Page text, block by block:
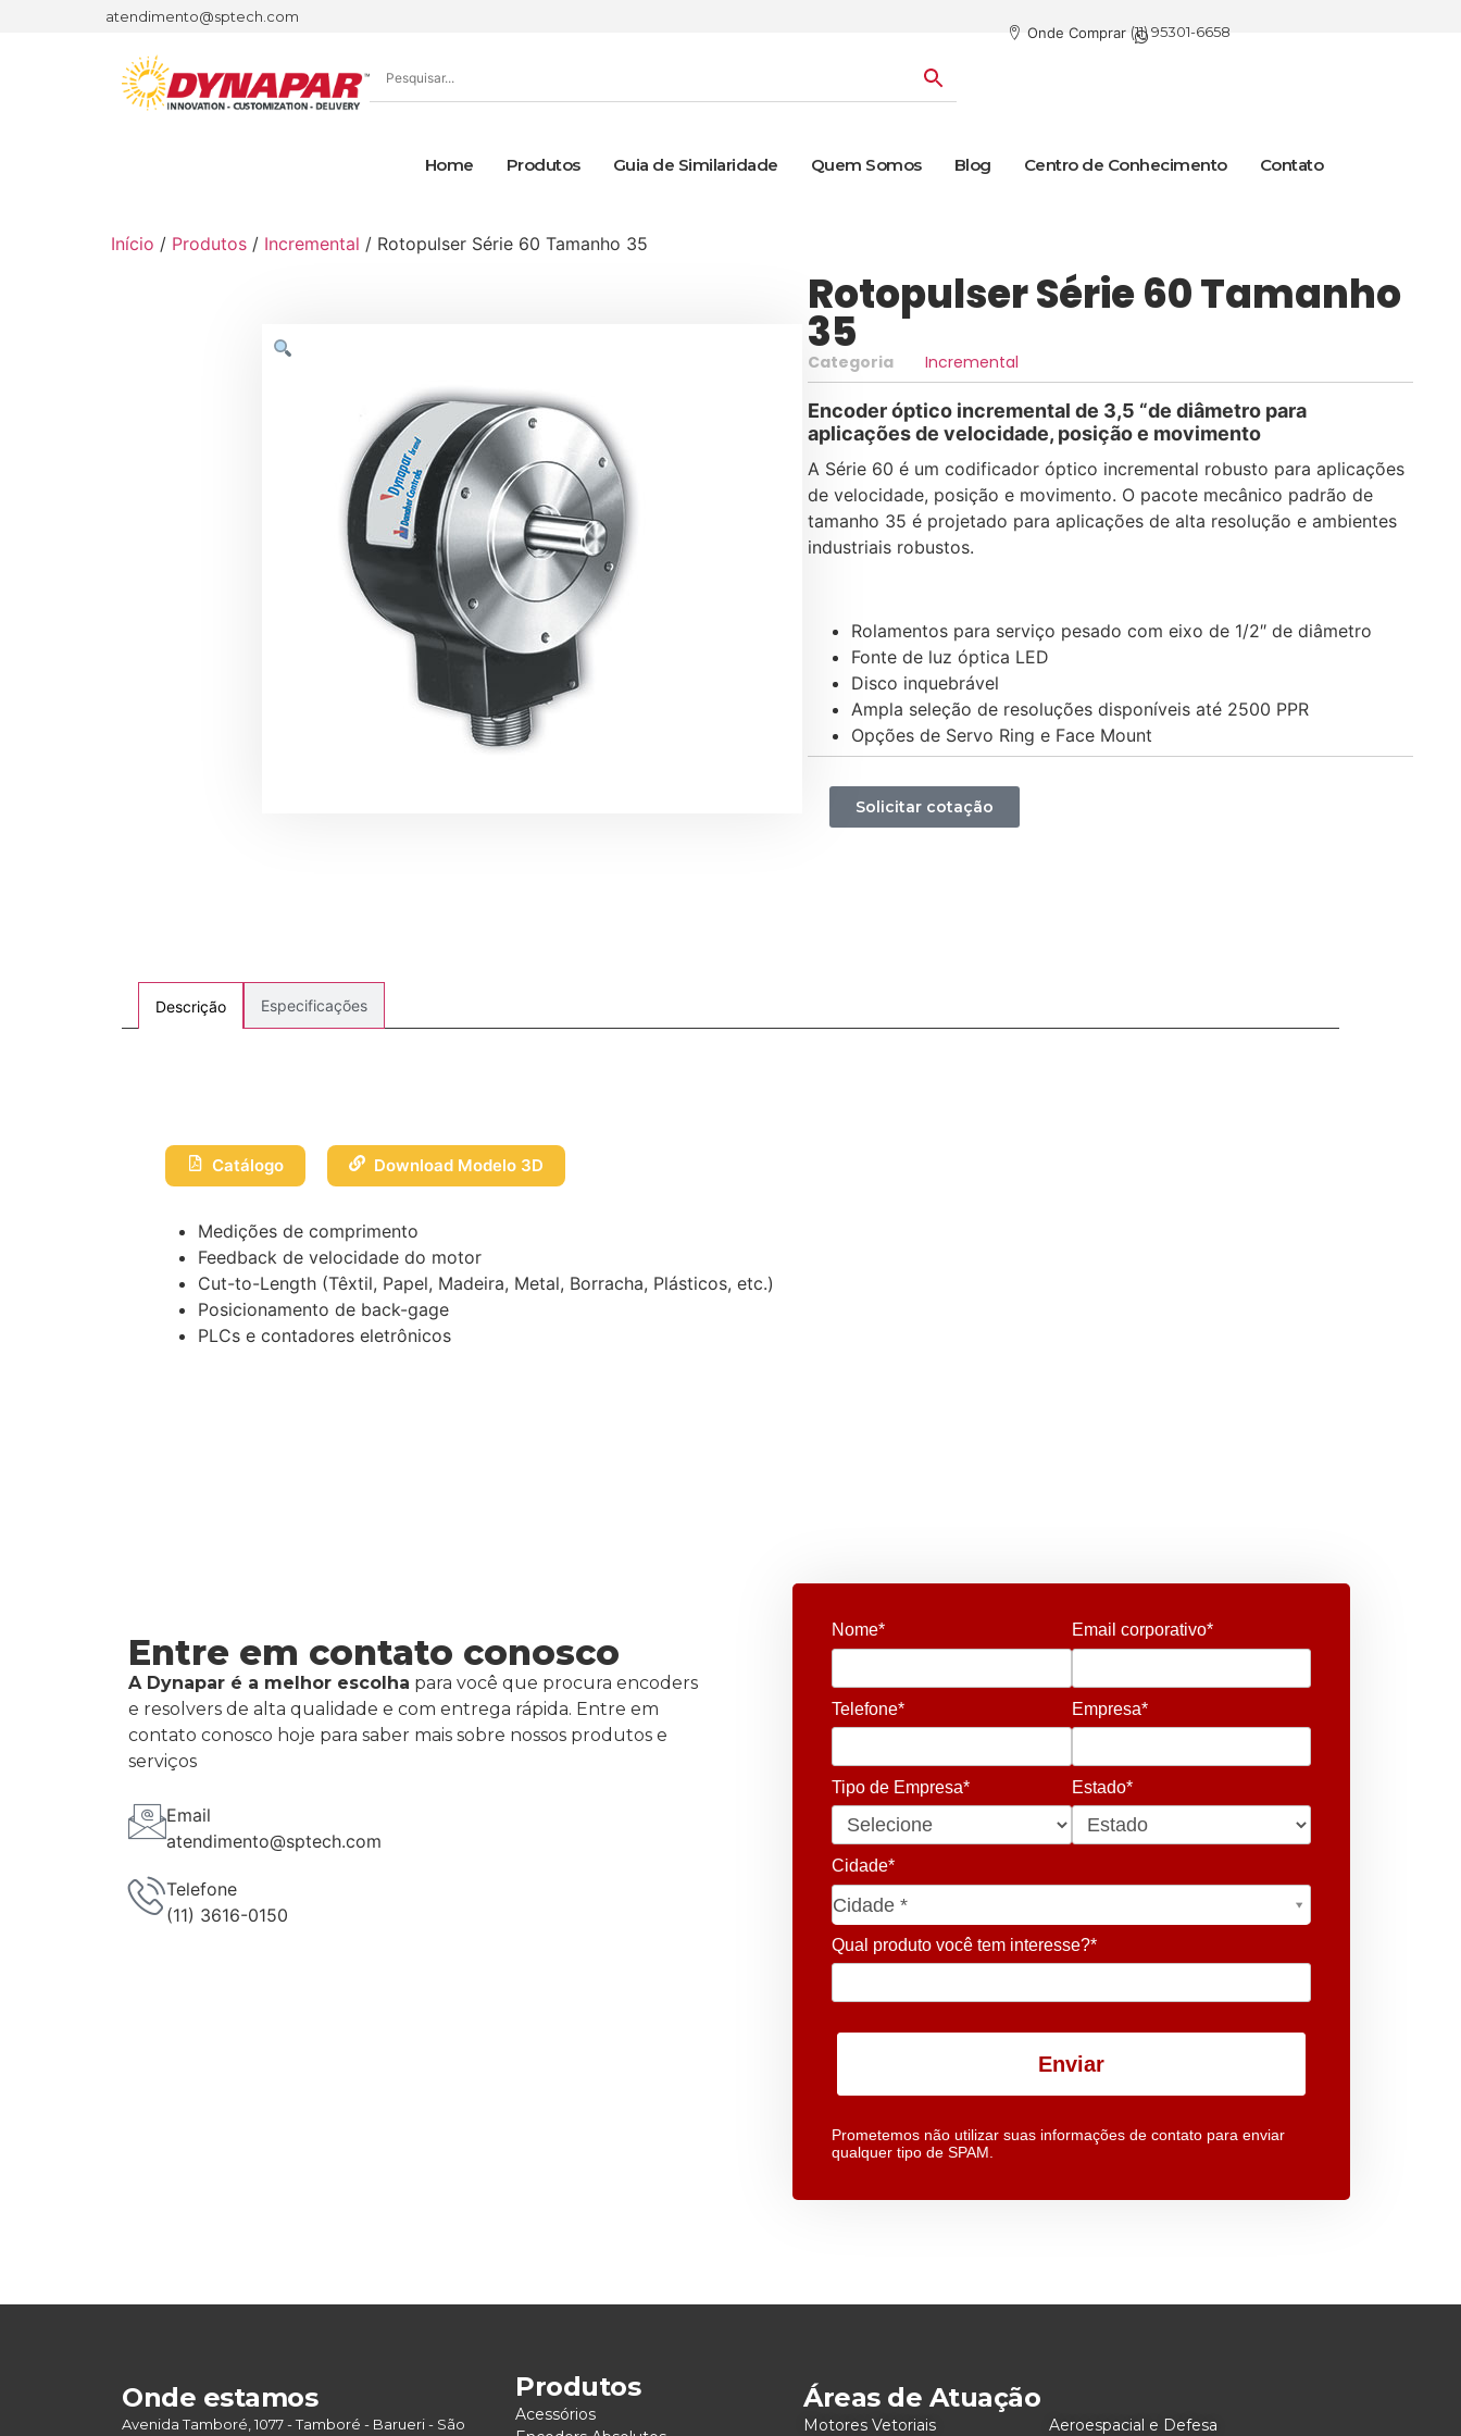
atendimento@sptech.com
Onde Comprar (11) 95301-6658
Home Produtos Guia de Similaridade Quem Somos Blog Centro de Conhecimento Contato
Início / Produtos / Incremental / Rotopulser Série 60 Tamanho 35
Rotopulser Série 60 Tamanho
35
Categoria Incremental
Encoder óptico incremental de 3,5 “de diâmetro para
aplicações de velocidade, posição e movimento
A Série 60 é um codificador óptico incremental robusto para aplicações
de velocidade, posição e movimento. O pacote mecânico padrão de
tamanho 35 é projetado para aplicações de alta resolução e ambientes
industriais robustos.
Rolamentos para serviço pesado com eixo de 1/2″ de diâmetro
Fonte de luz óptica LED
Disco inquebrável
Ampla seleção de resoluções disponíveis até 2500 PPR
Opções de Servo Ring e Face Mount
Solicitar cotação
Descrição Especificações
Catálogo Download Modelo 3D
Medições de comprimento
Feedback de velocidade do motor
Cut-to-Length (Têxtil, Papel, Madeira, Metal, Borracha, Plásticos, etc.)
Posicionamento de back-gage
PLCs e contadores eletrônicos
Entre em contato conosco
A Dynapar é a melhor escolha para você que procura encoders
e resolvers de alta qualidade e com entrega rápida. Entre em
contato conosco hoje para saber mais sobre nossos produtos e
serviços
Email
atendimento@sptech.com
Telefone
(11) 3616-0150
Nome* Email corporativo*
Telefone* Empresa*
Tipo de Empresa* Estado*
Cidade*
Cidade *
Cidade*
Qual produto você tem interesse?*
Enviar
Prometemos não utilizar suas informações de contato para enviar
qualquer tipo de SPAM.
Onde estamos
Avenida Tamboré, 1077 - Tamboré - Barueri - São
Produtos
Acessórios
Áreas de Atuação
Motores Vetoriais Aeroespacial e Defesa